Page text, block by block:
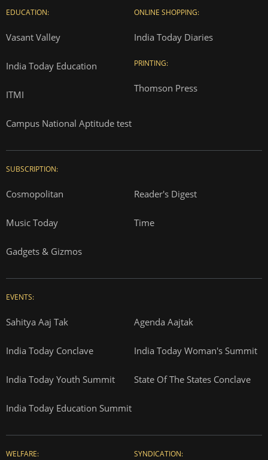
EDUCATION:
Vasant Valley
India Today Education
ITMI
Campus National Aptitude test
ONLINE SHOPPING:
India Today Diaries
PRINTING:
Thomson Press
SUBSCRIPTION:
Cosmopolitan Reader's Digest
Music Today Time
Gadgets & Gizmos
EVENTS:
Sahitya Aaj Tak Agenda Aajtak
India Today Conclave India Today Woman's Summit
India Today Youth Summit State Of The States Conclave
India Today Education Summit
WELFARE: SYNDICATION: